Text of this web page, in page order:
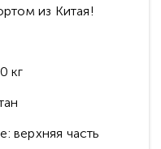
из Китая!
кг
верхняя часть